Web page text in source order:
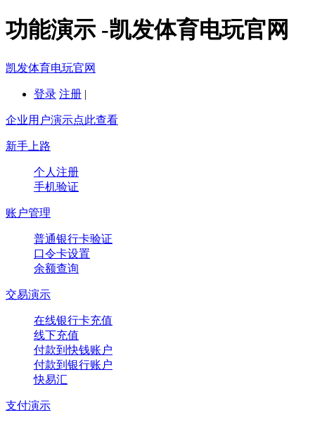
功能演示 -凯发体育电玩官网
凯发体育电玩官网
登录 注册 |
企业用户演示点此查看
新手上路
个人注册
手机验证
账户管理
普通银行卡验证
口令卡设置
余额查询
交易演示
在线银行卡充值
线下充值
付款到快钱账户
付款到银行账户
快易汇
支付演示